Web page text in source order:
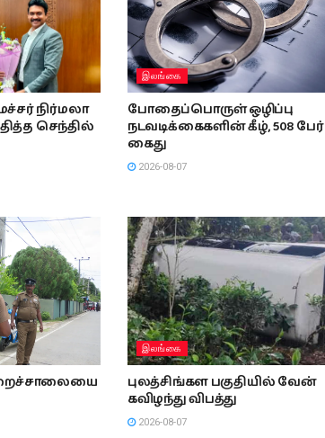
நிர்மலா
செந்தில்
இலங்கை
போதைப்பொருள் ஒழிப்பு
நடவடிக்கைகளின் கீழ், 508 பேர்
கைது
2026-08-07
இலங்கை
புலத்சிங்கள பகுதியில் வேன்
கவிழந்து விபத்து
2026-08-07